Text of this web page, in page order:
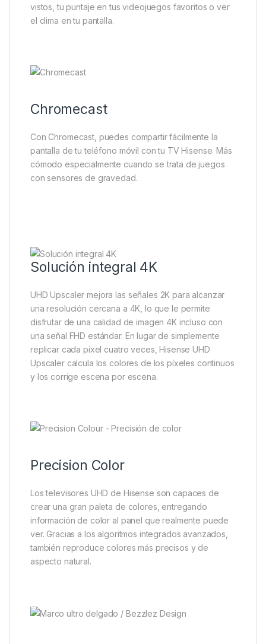
vistos, tu puntaje en tus videojuegos favoritos o ver
el clima en tu pantalla.
Chromecast
Con Chromecast, puedes compartir fácilmente la
pantalla de tu teléfono móvil con tu TV Hisense. Más
cómodo especialmente cuando se trata de juegos
con sensores de gravedad.
Solución integral 4K
UHD Upscaler mejora las señales 2K para alcanzar
una resolución cercana a 4K, lo que le permite
disfrutar de una calidad de imagen 4K incluso con
una señal FHD estándar. En lugar de simplemente
replicar cada píxel cuatro veces, Hisense UHD
Upscaler calcula los colores de los píxeles continuos
y los corrige escena por escena.
Precision Color
Los televisores UHD de Hisense son capaces de
crear una gran paleta de colores, entregando
información de color al panel que realmente puede
ver. Gracias a los algoritmos integrados avanzados,
también reproduce colores más precisos y de
aspecto natural.